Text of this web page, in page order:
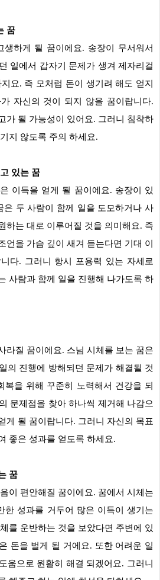
꿈
하게 될 꿈이에요. 송장이 무서워서
일에서 갑자기 문제가 생겨 제자리걸
요. 즉 모처럼 돈이 생기려 해도 얻지
자신의 것이 되지 않을 꿈이랍니다.
가 될 가능성이 있어요. 그러니 침착하
지 않도록 주의 하세요.
있는 꿈
이득을 얻게 될 꿈이에요. 송장이 있
은 두 사람이 함께 일을 도모하거나 사
하는 대로 이루어질 것을 의미해요. 즉
언을 가슴 깊이 새겨 듣는다면 기대 이
다. 그러니 항시 포용력 있는 자세로
사람과 함께 일을 진행해 나가도록 하
라질 꿈이에요. 스님 시체를 보는 꿈은
의 진행에 방해되던 문제가 해결될 것
복을 위해 꾸준히 노력해서 건강을 되
문제점을 찾아 하나씩 제거해 나감으
게 될 꿈이랍니다. 그러니 자신의 목표
좋은 성과를 얻도록 하세요.
꿈
이 편안해질 꿈이에요. 꿈에서 시체는
한 성과를 거두어 많은 이득이 생기는
를 운반하는 것을 보았다면 주변에 있
돈을 벌게 될 거에요. 또한 어려운 일
움으로 원활히 해결 되겠어요. 그러니